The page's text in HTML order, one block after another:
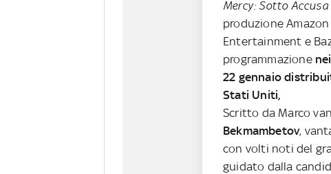
Mercy: Sotto Accusa
produzione
Entertainment e
programmazione
22 gennaio
Stati Uniti,
Scritto da Marco
Bekmambetov,
con volti noti del
guidato dalla